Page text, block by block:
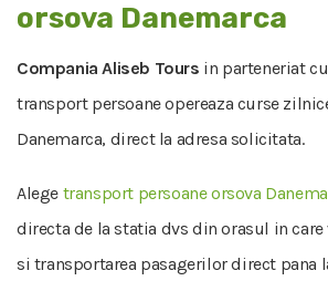
orsova Danemarca
Compania Aliseb Tours in parteneriat
transport persoane opereaza curse
Danemarca, direct la adresa solicitata.
Alege transport persoane orsova
directa de la statia dvs din orasul in
si transportarea pasagerilor direct pana